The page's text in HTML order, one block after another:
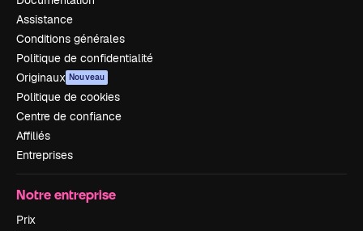
Assistance
Conditions générales
Politique de confidentialité
Originaux Nouveau
Politique de cookies
Centre de confiance
Affiliés
Entreprises
Notre entreprise
Prix